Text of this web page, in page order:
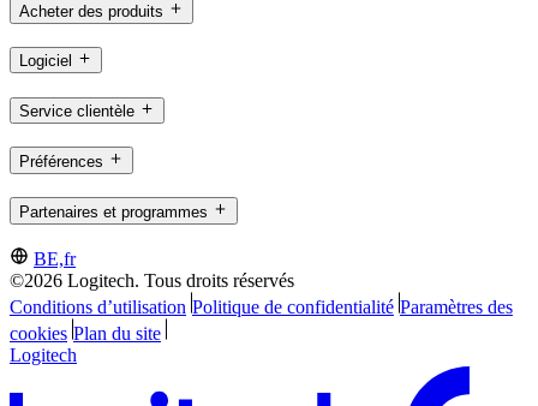
Acheter des produits
Logiciel
Service clientèle
Préférences
Partenaires et programmes
BE,fr
©2026 Logitech. Tous droits réservés
Conditions d’utilisation Politique de confidentialité Paramètres des
cookies Plan du site
Logitech